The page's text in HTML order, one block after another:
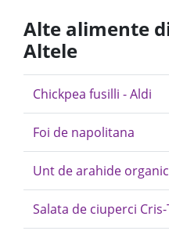
Alte alimente
Altele
Chickpea fusilli - Aldi
Foi de napolitana
Unt de arahide
Salata de ciuperci